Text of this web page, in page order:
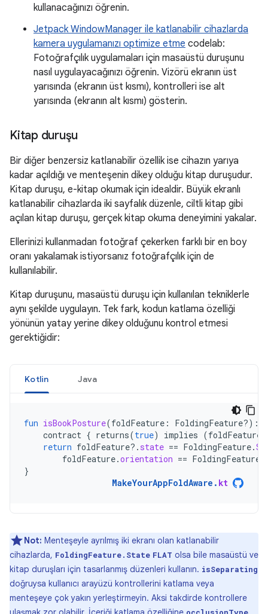
kullanacağınızı öğrenin.
Jetpack WindowManager ile katlanabilir cihazlarda
kamera uygulamanızı optimize etme codelab:
Fotoğrafçılık uygulamaları için masaüstü duruşunu
nasıl uygulayacağınızı öğrenin. Vizörü ekranın üst
yarısında (ekranın üst kısmı), kontrolleri ise alt
yarısında (ekranın alt kısmı) gösterin.
Kitap duruşu
Bir diğer benzersiz katlanabilir özellik ise cihazın yarıya
kadar açıldığı ve menteşenin dikey olduğu kitap duruşudur.
Kitap duruşu, e-kitap okumak için idealdir. Büyük ekranlı
katlanabilir cihazlarda iki sayfalık düzenle, ciltli kitap gibi
açılan kitap duruşu, gerçek kitap okuma deneyimini yakalar.
Ellerinizi kullanmadan fotoğraf çekerken farklı bir en boy
oranı yakalamak istiyorsanız fotoğrafçılık için de
kullanılabilir.
Kitap duruşunu, masaüstü duruşu için kullanılan tekniklerle
aynı şekilde uygulayın. Tek fark, kodun katlama özelliği
yönünün yatay yerine dikey olduğunu kontrol etmesi
gerektiğidir:
Kotlin Java
fun isBookPosture(foldFeature : FoldingFeature?) :
contract { returns(true) implies (foldFeature
return foldFeature?. state == FoldingFeature.
foldFeature.orientation == FoldingFeature
}
MakeYourAppFoldAware . kt
Not: Menteşeyle ayrılmış iki ekranı olan katlanabilir
cihazlarda, FoldingFeature.State FLAT olsa bile masaüstü ve
kitap duruşları için tasarlanmış düzenleri kullanın. isSeparating
doğruysa kullanıcı arayüzü kontrollerini katlama veya
menteşeye çok yakın yerleştirmeyin. Aksi takdirde kontrollere